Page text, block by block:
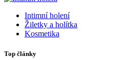
Intimní holení
Žiletky a holítka
Kosmetika
Top články